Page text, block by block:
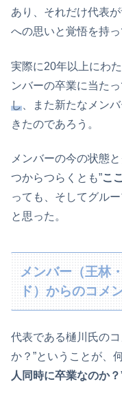
あり、それだけ代表
への思いと覚悟を持
実際に20年以上にわ
ンバーの卒業に当たっ
し 、また新たなメン
きたのであろう。
メンバーの今の状態
つからつらくとも”こ
っても、そしてグル
と思った。
メンバー（王林
ド）からのコメ
代表である樋川氏の
か？”ということが、
人同時に卒業なのか？